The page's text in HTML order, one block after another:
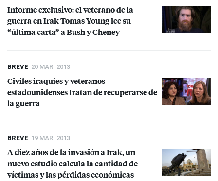
Informe exclusivo: el veterano de la
guerra en Irak Tomas Young lee su
“última carta” a Bush y Cheney
BREVE 20 MAR. 2013
Civiles iraquíes y veteranos
estadounidenses tratan de recuperarse de
la guerra
BREVE 19 MAR. 2013
A diez años de la invasión a Irak, un
nuevo estudio calcula la cantidad de
víctimas y las pérdidas económicas